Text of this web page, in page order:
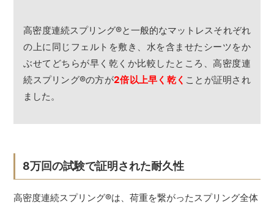
高密度連続スプリング®と一般的なマットレスそれぞれ
の上に同じフェルトを敷き、水を含ませたシーツをか
ぶせてどちらが早く乾くか比較したところ、高密度連
続スプリング®の方が2倍以上早く乾く ことが証明され
ました。
8万回の試験で証明された耐久性
高密度連続スプリング®は、荷重を繋がったスプリング全体